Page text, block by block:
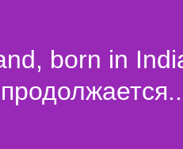
born in